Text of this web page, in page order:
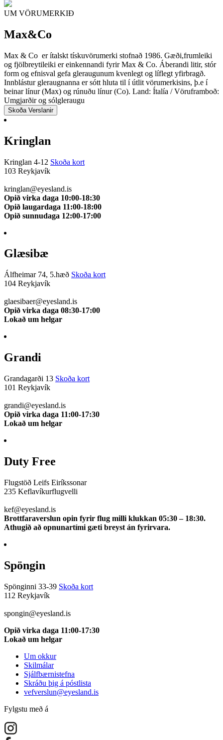
UM VÖRUMERKIÐ
Max&Co
Max & Co er ítalskt tískuvörumerki stofnað 1986. Gæði,frumleiki
og fjölbreytileiki er einkennandi fyrir Max & Co. Áberandi litir, stór
form og efnisval gefa gleraugunum kvenlegt og líflegt yfirbragð.
Innblástur gleraugnanna er sótt hluta til í útlit vörumerkisins, þ.e í
beinar línur (Max) og rúnuðu línur (Co). Land: Ítalía / Vöruframboð:
Umgjarðir og sólgleraugu
Skoða Verslanir
Kringlan
Kringlan 4-12 Skoða kort
103 Reykjavík
kringlan@eyesland.is
Opið virka daga 10:00-18:30
Opið laugardaga 11:00-18:00
Opið sunnudaga 12:00-17:00
Glæsibæ
Álfheimar 74, 5.hæð Skoða kort
104 Reykjavík
glaesibaer@eyesland.is
Opið virka daga 08:30-17:00
Lokað um helgar
Grandi
Grandagarði 13 Skoða kort
101 Reykjavík
grandi@eyesland.is
Opið virka daga 11:00-17:30
Lokað um helgar
Duty Free
Flugstöð Leifs Eiríkssonar
235 Keflavíkurflugvelli
kef@eyesland.is
Brottfaraverslun opin fyrir flug milli klukkan 05:30 – 18:30.
Athugið að opnunartími gæti breyst án fyrirvara.
Spöngin
Spönginni 33-39 Skoða kort
112 Reykjavík
spongin@eyesland.is
Opið virka daga 11:00-17:30
Lokað um helgar
Um okkur
Skilmálar
Sjálfbærnistefna
Skráðu þig á póstlista
vefverslun@eyesland.is
Fylgstu með á